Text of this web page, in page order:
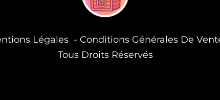
Légales - Conditions Générales De
Tous Droits Réservés